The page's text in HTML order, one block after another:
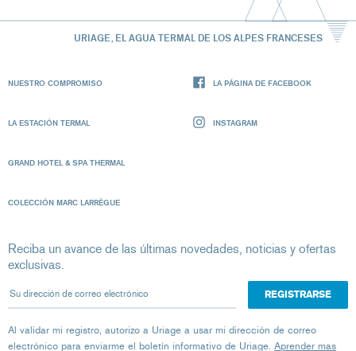
URIAGE, EL AGUA TERMAL DE LOS ALPES FRANCESES
NUESTRO COMPROMISO
LA ESTACIÓN TERMAL
GRAND HOTEL & SPA THERMAL
COLECCIÓN MARC LARRÈGUE
LA PÁGINA DE FACEBOOK
INSTAGRAM
Reciba un avance de las últimas novedades, noticias y ofertas
exclusivas.
Su dirección de correo electrónico
Al validar mi registro, autorizo ​​a Uriage a usar mi dirección de correo
electrónico para enviarme el boletín informativo de Uriage. Aprender mas